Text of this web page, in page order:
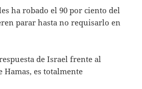
ha robado el 90 por ciento del
parar hasta no requisarlo en
de Israel frente al
Hamas, es totalmente